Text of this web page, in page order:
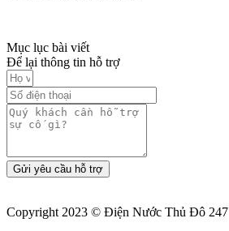
Mục lục bài viết
Để lại thông tin hỗ trợ
Gửi yêu cầu hỗ trợ
Copyright 2023 © Điện Nước Thủ Đô 247